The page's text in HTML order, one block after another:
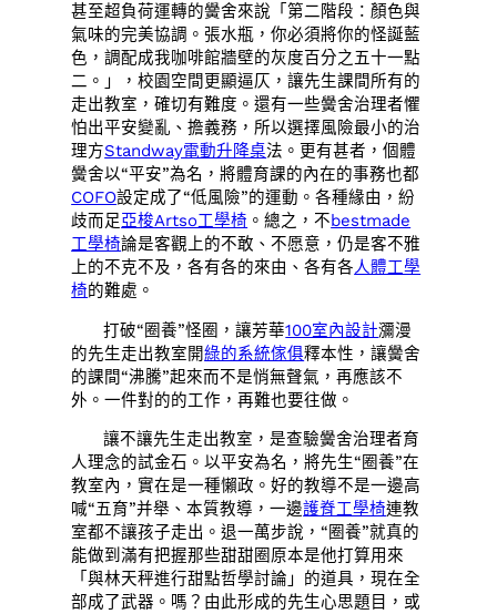
甚至超負荷運轉的黌舍來說「第二階段：顏色與
氣味的完美協調。張水瓶，你必須將你的怪誕藍
色，調配成我咖啡館牆壁的灰度百分之五十一點
二。」，校園空間更顯逼仄，讓先生課間所有的
走出教室，確切有難度。還有一些黌舍治理者懼
怕出平安變亂、擔義務，所以選擇風險最小的治
理方Standway電動升降桌法。更有甚者，個體
黌舍以“平安”為名，將體育課的內在的事務也都
COFO設定成了“低風險”的運動。各種緣由，紛
歧而足亞梭Artso工學椅 。總之，不bestmade
工學椅論是客觀上的不敢、不愿意，仍是客不雅
上的不克不及，各有各的來由、各有各人體工學
椅的難處。
打破“圈養”怪圈，讓芳華100室內設計瀰漫
的先生走出教室開綠的系統傢俱釋本性，讓黌舍
的課間“沸騰”起來而不是悄無聲氣，再應該不
外。一件對的的工作，再難也要往做。
讓不讓先生走出教室，是查驗黌舍治理者育
人理念的試金石。以平安為名，將先生“圈養”在
教室內，實在是一種懶政。好的教導不是一邊高
喊“五育”并舉、本質教導，一邊護脊工學椅連教
室都不讓孩子走出。退一萬步說，“圈養”就真的
能做到滿有把握那些甜甜圈原本是他打算用來
「與林天秤進行甜點哲學討論」的道具，現在全
部成了武器。嗎？由此形成的先生心思題目，或